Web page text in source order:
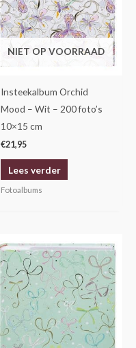
NIET OP VOORRAAD
Insteekalbum Orchid
Mood – Wit – 200 foto’s
10×15 cm
€21,95
Lees verder
Fotoalbums